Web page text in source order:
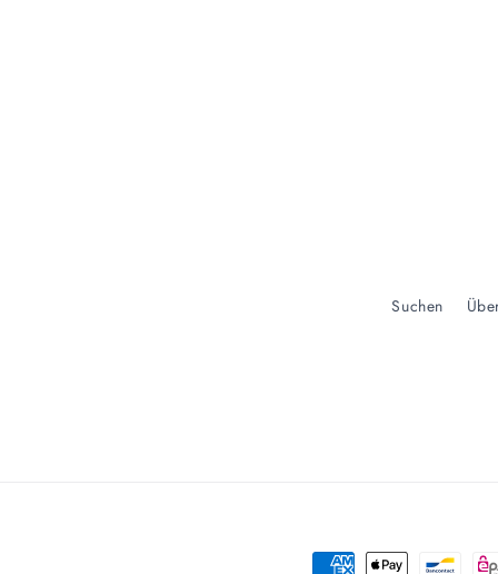
Suchen
Zahlungsmethoden